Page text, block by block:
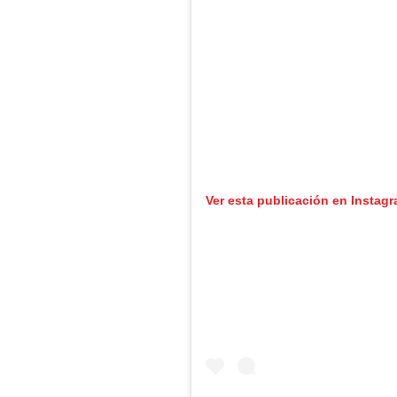
Ver esta publicación en